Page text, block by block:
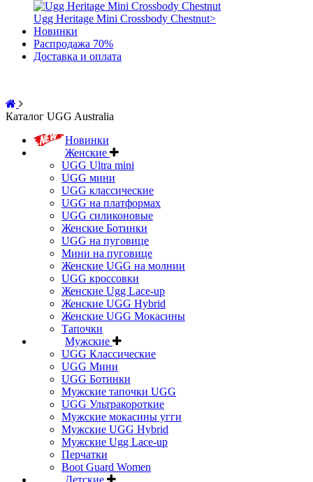
Ugg Heritage Mini Crossbody Chestnut>
Новинки
Распродажа 70%
Доставка и оплата
Каталог UGG Australia
Новинки
Женские
UGG Ultra mini
UGG мини
UGG классические
UGG на платформах
UGG силиконовые
Женские Ботинки
UGG на пуговице
Мини на пуговице
Женские UGG на молнии
UGG кроссовки
Женские Ugg Lace-up
Женские UGG Hybrid
Женские UGG Мокасины
Тапочки
Мужские
UGG Классические
UGG Мини
UGG Ботинки
Мужские тапочки UGG
UGG Ультракороткие
Мужские мокасины угги
Мужские UGG Hybrid
Мужские Ugg Lace-up
Перчатки
Boot Guard Women
Детские